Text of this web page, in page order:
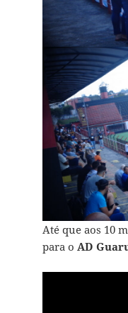
Até que aos 10
para o AD